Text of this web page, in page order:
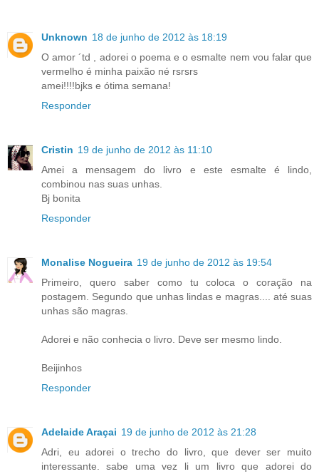
Unknown 18 de junho de 2012 às 18:19
O amor ´td , adorei o poema e o esmalte nem vou falar que
vermelho é minha paixão né rsrsrs
amei!!!!bjks e ótima semana!
Responder
Cristin 19 de junho de 2012 às 11:10
Amei a mensagem do livro e este esmalte é lindo,
combinou nas suas unhas.
Bj bonita
Responder
Monalise Nogueira 19 de junho de 2012 às 19:54
Primeiro, quero saber como tu coloca o coração na
postagem. Segundo que unhas lindas e magras.... até suas
unhas são magras.
Adorei e não conhecia o livro. Deve ser mesmo lindo.
Beijinhos
Responder
Adelaide Araçai 19 de junho de 2012 às 21:28
Adri, eu adorei o trecho do livro, que dever ser muito
interessante. sabe uma vez li um livro que adorei do